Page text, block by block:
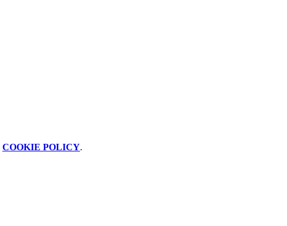
COOKIE POLICY.